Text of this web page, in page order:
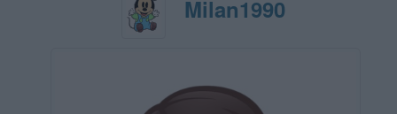
Milan1990